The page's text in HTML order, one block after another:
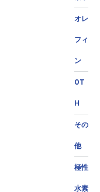
オレ
フィ
ン
OT
H
その
他
極性
水素